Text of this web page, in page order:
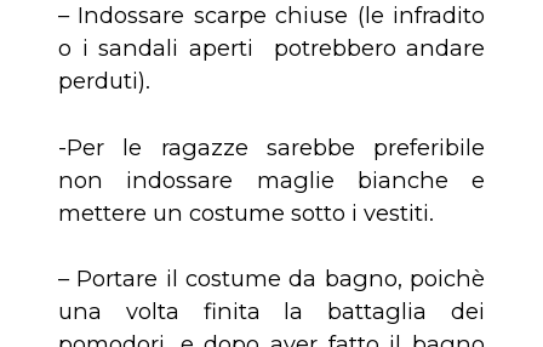
– Indossare scarpe chiuse (le infradito
o i sandali aperti potrebbero andare
perduti).
-Per le ragazze sarebbe preferibile
non indossare maglie bianche e
mettere un costume sotto i vestiti.
– Portare il costume da bagno, poichè
una volta finita la battaglia dei